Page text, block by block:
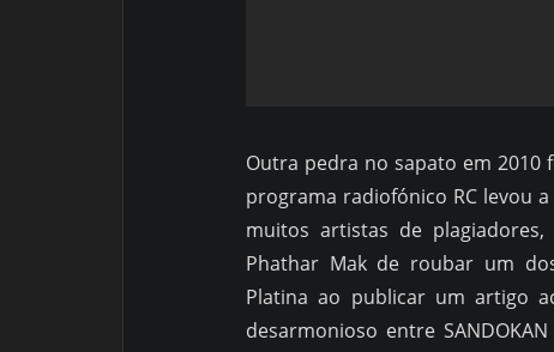
Outra pedra no sapato em 2010
programa radiofónico RC levou
muitos artistas de plagiadores,
Phathar Mak de roubar um
Platina ao publicar um artigo
desarmonioso entre